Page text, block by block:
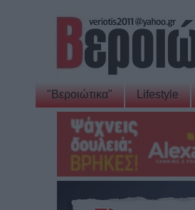
"Βεροιώτικα" Lifestyle